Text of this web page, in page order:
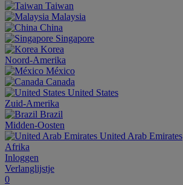
Taiwan
Malaysia
China
Singapore
Korea
Noord-Amerika
México
Canada
United States
Zuid-Amerika
Brazil
Midden-Oosten
United Arab Emirates
Afrika
Inloggen
Verlanglijstje
0